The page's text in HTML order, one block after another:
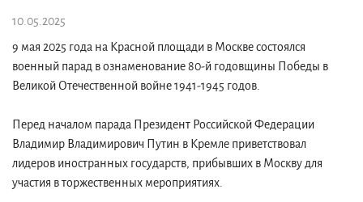
10.05.2025
9 мая 2025 года на Красной площади в Москве состоялся
военный парад в ознаменование 80-й годовщины Победы в
Великой Отечественной войне 1941-1945 годов.
Перед началом парада Президент Российской Федерации
Владимир Владимирович Путин в Кремле приветствовал
лидеров иностранных государств, прибывших в Москву для
участия в торжественных мероприятиях.